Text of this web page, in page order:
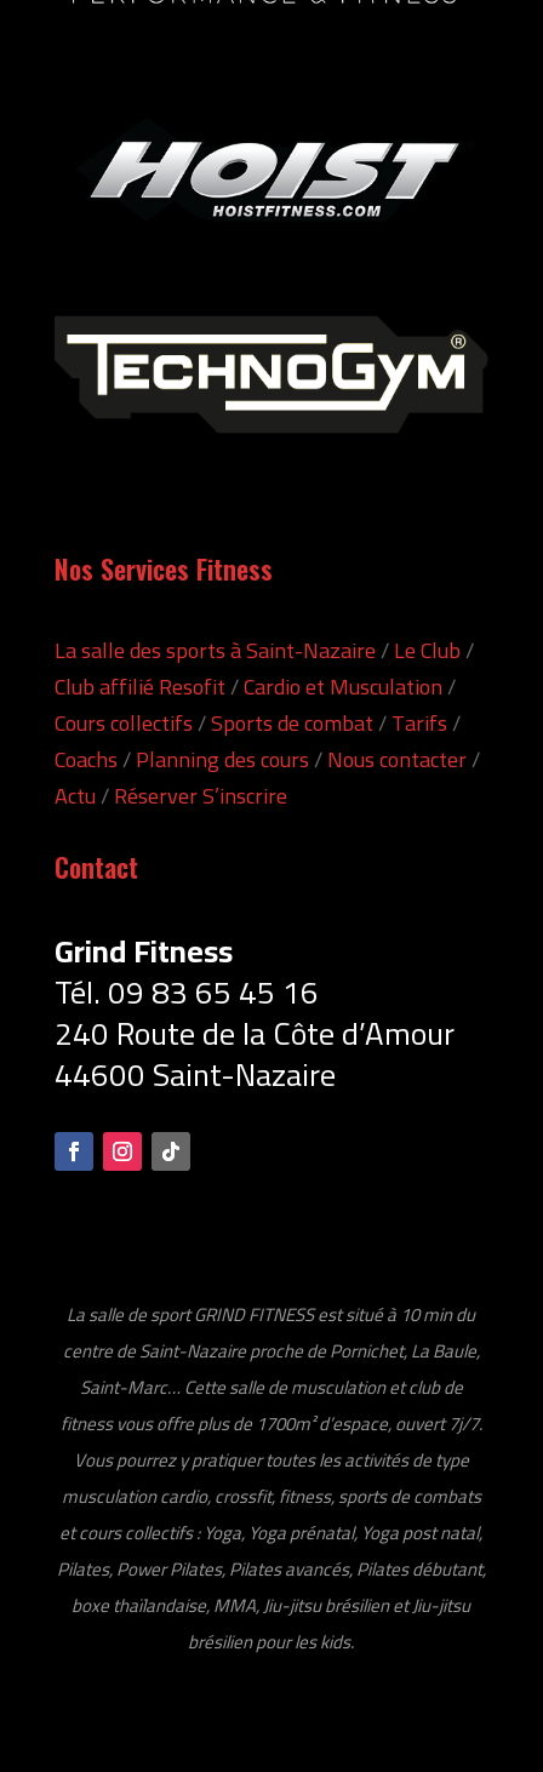
Nos Services Fitness
La salle des sports à Saint-Nazaire/Le Club/
Club affilié Resofit/Cardio et Musculation/
Cours collectifs/Sports de combat/Tarifs/
Coachs/Planning des cours/Nous contacter/
Actu/Réserver S’inscrire
Contact
Grind Fitness
Tél. 09 83 65 45 16
240 Route de la Côte d’Amour
44600 Saint-Nazaire
La salle de sport GRIND FITNESS est situé à 10 min du
centre de Saint-Nazaire proche de Pornichet, La Baule,
Saint-Marc… Cette salle de musculation et club de
fitness vous offre plus de 1700m² d’espace, ouvert 7j/7.
Vous pourrez y pratiquer toutes les activités de type
musculation cardio, crossfit, fitness, sports de combats
et cours collectifs : Yoga, Yoga prénatal, Yoga post natal,
Pilates, Power Pilates, Pilates avancés, Pilates débutant,
boxe thaïlandaise, MMA, Jiu-jitsu brésilien et Jiu-jitsu
brésilien pour les kids.